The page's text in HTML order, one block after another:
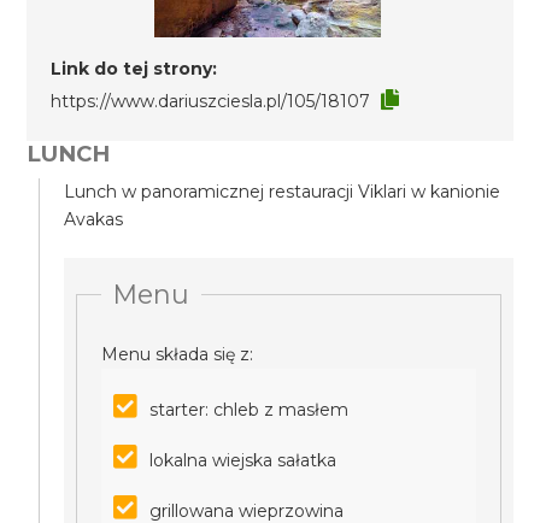
Link do tej strony:
https://www.dariuszciesla.pl/105/18107
LUNCH
Lunch w panoramicznej restauracji Viklari w kanionie
Avakas
Menu
Menu składa się z:
starter: chleb z masłem
lokalna wiejska sałatka
grillowana wieprzowina